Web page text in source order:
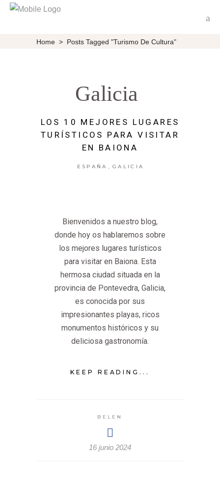
Home > Posts Tagged "turismo De Cultura"
Galicia
LOS 10 MEJORES LUGARES
TURÍSTICOS PARA VISITAR
EN BAIONA
ESPAÑA , GALICIA
Bienvenidos a nuestro blog,
donde hoy os hablaremos sobre
los mejores lugares turísticos
para visitar en Baiona. Esta
hermosa ciudad situada en la
provincia de Pontevedra, Galicia,
es conocida por sus
impresionantes playas, ricos
monumentos históricos y su
deliciosa gastronomía.
KEEP READING...
BELEN
16 junio 2024